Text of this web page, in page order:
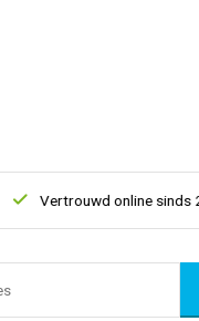
Vertrouwd online sinds 2006